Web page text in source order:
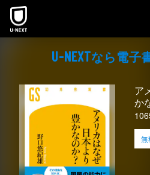
本文へスキップ
U-NEXTなら電⼦
ア
か
無